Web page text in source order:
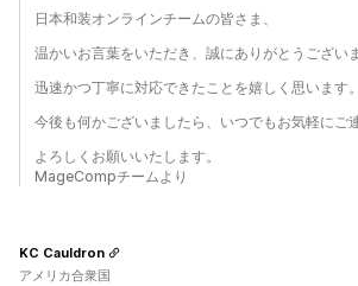
日本和装オンラインチームの皆さま、
温かいお言葉をいただき、誠にありがとうござい
迅速かつ丁寧に対応できたことを嬉しく思います。
今後も何かございましたら、いつでもお気軽にご
よろしくお願いいたします。
MageCompチームより
KC Cauldron
アメリカ合衆国